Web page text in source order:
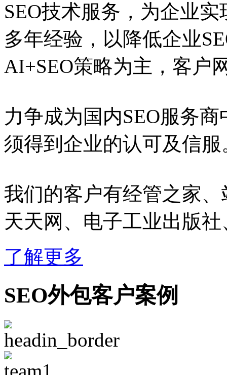
SEO技术服务，为企业
多年经验，以降低企业
AI+SEO策略为主，客户
力争成为国内SEO服务
须得到企业的认可及信服
我们的客户有经管之家
天天网、电子工业出版
了解更多
SEO外包客户案例